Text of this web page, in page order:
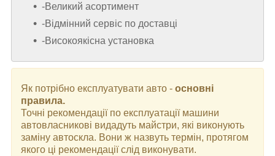
-Великий асортимент
-Відмінний сервіс по доставці
-Високоякісна установка
Як потрібно експлуатувати авто - основні
правила.
Точні рекомендації по експлуатації машини
автовласникові видадуть майстри, які виконують
заміну автоскла. Вони ж назвуть термін, протягом
якого ці рекомендації слід виконувати.